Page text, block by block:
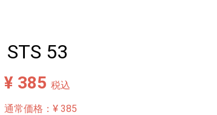
STS 53
¥ 385 税込
通常価格：¥ 385